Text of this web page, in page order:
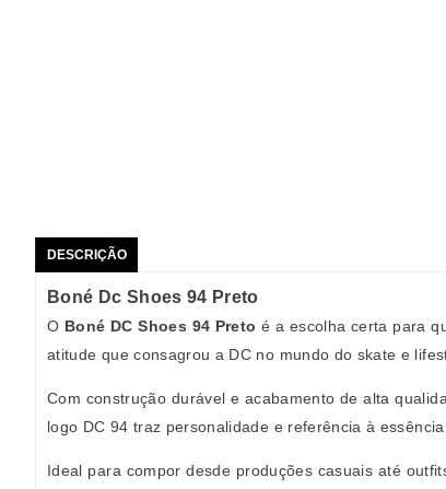
DESCRIÇÃO
Boné Dc Shoes 94 Preto
O Boné DC Shoes 94 Preto é a escolha certa para
atitude que consagrou a DC no mundo do skate e
Com construção durável e acabamento de alta
logo DC 94 traz personalidade e referência à
Ideal para compor desde produções casuais até